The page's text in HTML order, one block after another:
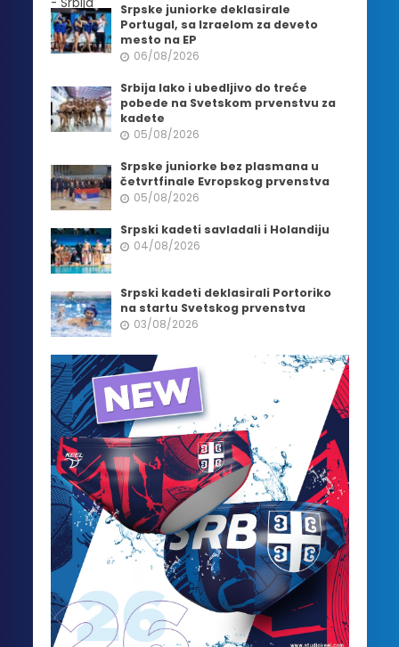
Srpske juniorke deklasirale
Portugal, sa Izraelom za deveto
mesto na EP
06/08/2026
Srbija lako i ubedljivo do treće
pobede na Svetskom prvenstvu za
kadete
05/08/2026
Srpske juniorke bez plasmana u
četvrtfinale Evropskog prvenstva
05/08/2026
Srpski kadeti savladali i Holandiju
04/08/2026
Srpski kadeti deklasirali Portoriko
na startu Svetskog prvenstva
03/08/2026